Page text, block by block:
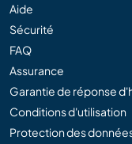
Aide
Sécurité
FAQ
Assurance
Garantie de réponse
Conditions d'utilisation
Protection des